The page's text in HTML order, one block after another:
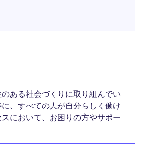
ある社会づくりに取り組んでい
、すべての人が自分らしく働け
において、お困りの方やサポー